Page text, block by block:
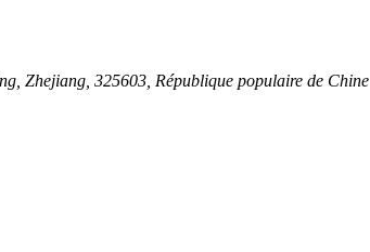
Zhejiang, 325603, République populaire de Chine